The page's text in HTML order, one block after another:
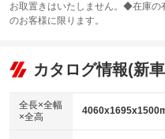
サンルーフ
：装備なし
リフトアップ
：装備なし
：装備なし
パワーウィンドウ
TV：フルセグ
：装備あり
ビジュアル：-／DVD再生
：装備あり
アルミホイール：16インチ
：装備あり
お取置きはいたしません。◆在庫
のお客様に限ります。
カタログ情報(新
全長×全幅
×全高